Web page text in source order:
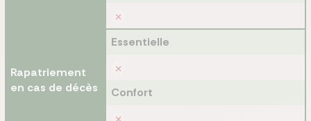
Rapatriement
en cas de décès
Essentielle
Confort